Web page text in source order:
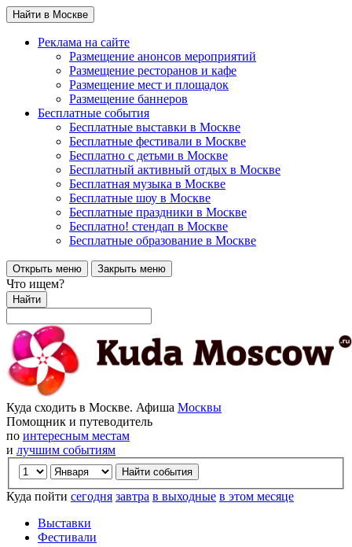
Найти в Москве
Реклама на сайте
Размещение анонсов мероприятий
Размещение ресторанов и кафе
Размещение мест и площадок
Размещение баннеров
Бесплатные события
Бесплатные выставки в Москве
Бесплатные фестивали в Москве
Бесплатно с детьми в Москве
Бесплатный активный отдых в Москве
Бесплатная музыка в Москве
Бесплатные шоу в Москве
Бесплатные праздники в Москве
Бесплатно! стендап в Москве
Бесплатные образование в Москве
Открыть меню Закрыть меню
Что ищем?
Найти
Куда сходить в Москве. Афиша Москвы
Помощник и путеводитель
по интересным местам
и лучшим событиям
Куда пойти сегодня завтра в выходные в этом месяце
Выставки
Фестивали